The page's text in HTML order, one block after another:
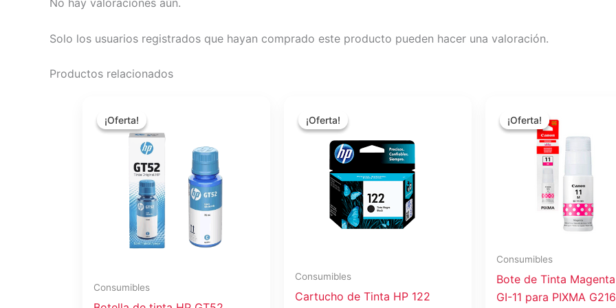
Solo los usuarios registrados que hayan comprado este producto pueden hacer una valoración.
Productos relacionados
¡Oferta!
¡Oferta!
Consumibles
original
era:
$15.57.
es:
$13.84.
¡Oferta!
¡Oferta!
Consumibles
Cartucho de Tinta HP 122
original
era:
$26.17.
es:
$23.26.
¡Oferta!
¡Oferta!
Consumibles
Bote de Tinta
GI-11 para PIXMA
original
era:
$17.71.
es:
$15.74.